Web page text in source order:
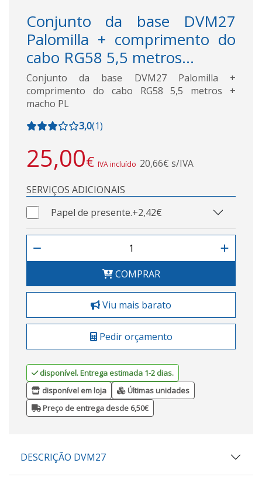
Conjunto da base DVM27
Palomilla + comprimento do
cabo RG58 5,5 metros...
Conjunto da base DVM27 Palomilla +
comprimento do cabo RG58 5,5 metros +
macho PL
3,0(1)
25,00€ IVA incluído 20,66€ s/IVA
SERVIÇOS ADICIONAIS
Papel de presente.+2,42€
COMPRAR
Viu mais barato
Pedir orçamento
disponível. Entrega estimada 1-2 dias.
disponível em loja
Últimas unidades
Preço de entrega desde 6,50€
DESCRIÇÃO DVM27